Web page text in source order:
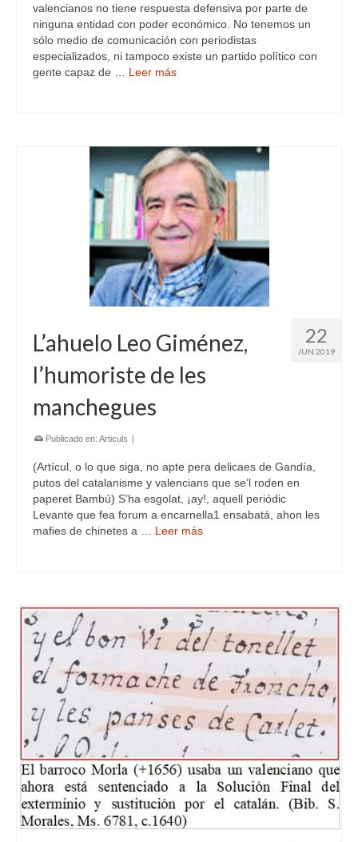
valencianos no tiene respuesta defensiva por parte de
ninguna entidad con poder económico. No tenemos un
sólo medio de comunicación con periodistas
especializados, ni tampoco existe un partido político con
gente capaz de … Leer más
22
JUN 2019
L’ahuelo Leo Giménez,
l’humoriste de les
manchegues
Publicado en: Articuls |
(Artícul, o lo que siga, no apte pera delicaes de Gandía,
putos del catalanisme y valencians que se’l roden en
paperet Bambú) S’ha esgolat, ¡ay!, aquell periódic
Levante que fea forum a encarnella1 ensabatá, ahon les
mafies de chinetes a … Leer más